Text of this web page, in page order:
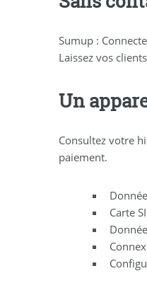
Sumup :
Laissez vos
Un
Consultez votre
paiement.
Carte